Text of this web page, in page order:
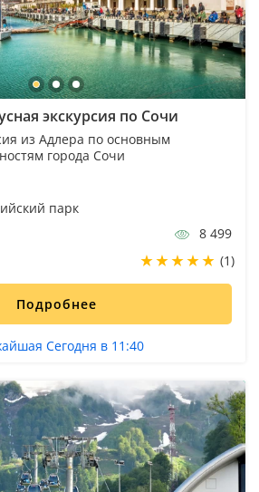
экскурсия по Сочи
из Адлера по основным
города Сочи
парк
8 499
(1)
Подробнее
Сегодня в 11:40